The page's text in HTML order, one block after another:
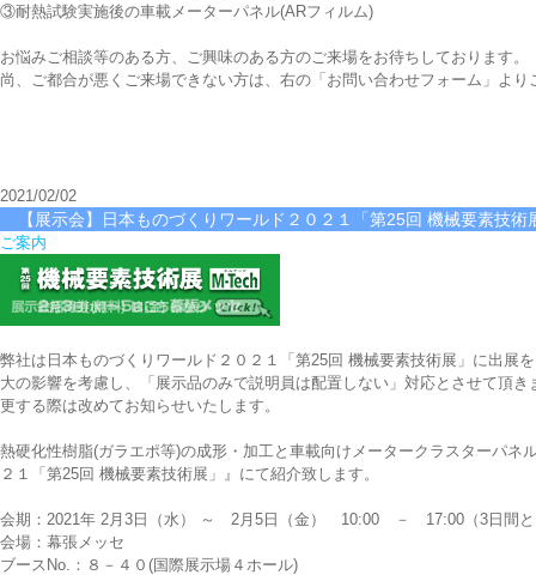
③耐熱試験実施後の車載メーターパネル(ARフィルム)
お悩みご相談等のある方、ご興味のある方のご来場をお待ちしております。
尚、ご都合が悪くご来場できない方は、右の「お問い合わせフォーム」よ
2021/02/02
【展示会】日本ものづくりワールド２０２１「第25回 機械要素技
ご案内
弊社は日本ものづくりワールド２０２１「第25回 機械要素技術展」に出展
大の影響を考慮し、「展示品のみで説明員は配置しない」対応とさせて頂
更する際は改めてお知らせいたします。
熱硬化性樹脂(ガラエポ等)の成形・加工と車載向けメータークラスターパネ
２１「第25回 機械要素技術展」』にて紹介致します。
会期：2021年 2月3日（水） ～ 2月5日（金） 10:00 － 17:00（3日間と
会場：幕張メッセ
ブースNo.：８－４０(国際展示場４ホール)